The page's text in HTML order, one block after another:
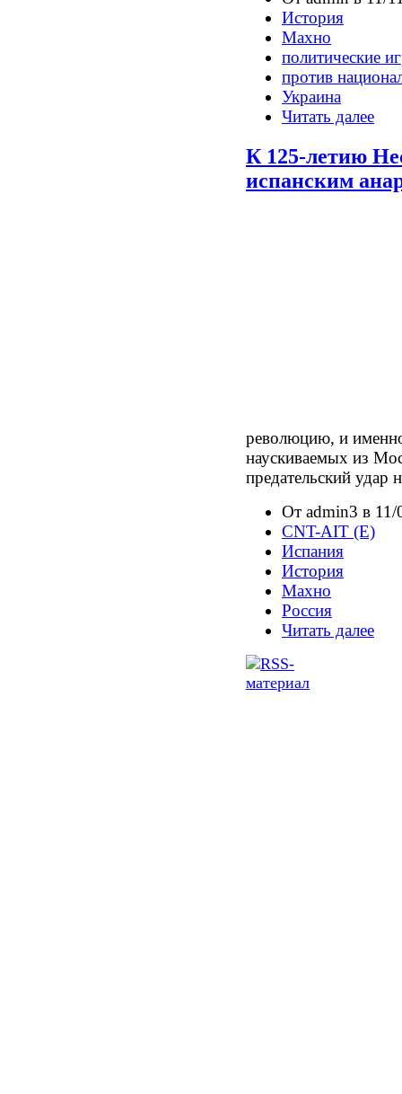
История
Махно
политические
против
Украина
Читать далее
К 125-летию
испанским
революцию, и
наускиваемых из
предательский удар
От admin3 в
CNT-AIT (E)
Испания
История
Махно
Россия
Читать далее